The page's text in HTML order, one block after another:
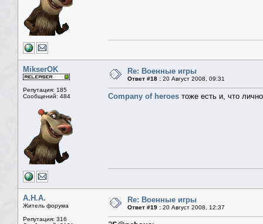
MikserOK
Репутация: 185
Сообщений: 484
Re: Военные игры
Ответ #18 : 20 Август 2008, 09:31
Company of heroes тоже есть и, что
А.Н.А.
Житель форума
Репутация: 316
Re: Военные игры
Ответ #19 : 20 Август 2008, 12:37